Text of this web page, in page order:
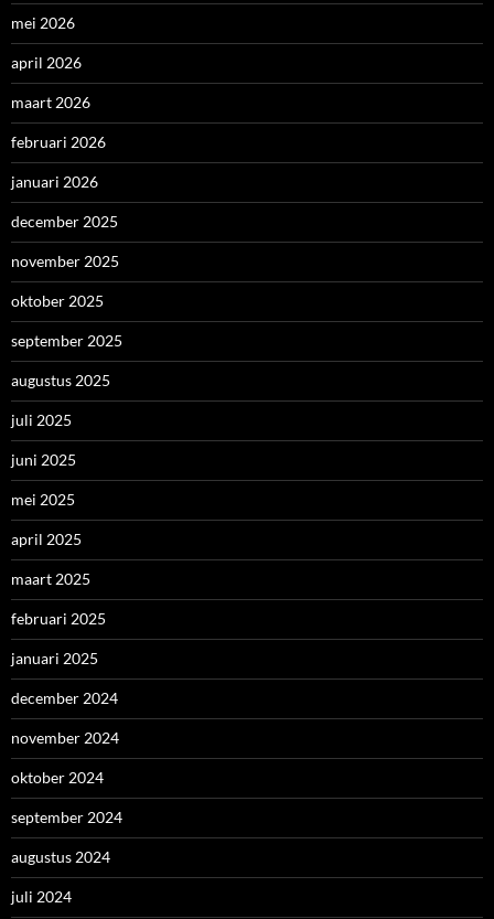
mei 2026
april 2026
maart 2026
februari 2026
januari 2026
december 2025
november 2025
oktober 2025
september 2025
augustus 2025
juli 2025
juni 2025
mei 2025
april 2025
maart 2025
februari 2025
januari 2025
december 2024
november 2024
oktober 2024
september 2024
augustus 2024
juli 2024